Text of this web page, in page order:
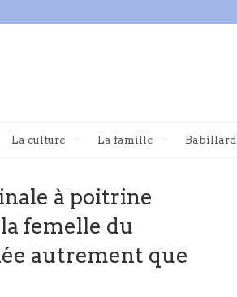
La culture La famille Babillard
à poitrine
femelle du
autrement que